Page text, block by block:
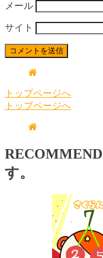
メール
サイト
トップページへ
トップページへ
RECOMMEND
す。